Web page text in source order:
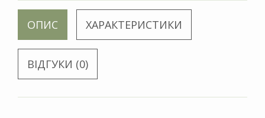
ОПИС ХАРАКТЕРИСТИКИ
ВІДГУКИ (0)